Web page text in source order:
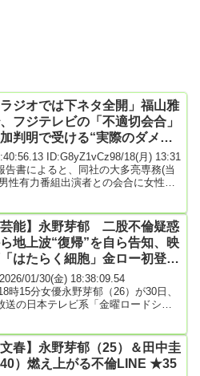
ラジオでは下ネタ全開」福山雅
フジテレビの「不適切会合」
判明で受ける“実際のダメー
” 中居や国分のようになる？
ID:G8yZ1vCz98/18(月) 13:31
書によると、同社の大多亮専務(当
性有力番組出演者との会合に女性ア
べる者も多数おり、不快であった旨
たび、この「男性有力番組出演者」
芸能】永野芽郁 二股不倫疑惑
地上波“復帰”を自ら告知、映
はたらく細胞」金ロー初登
６月以来７カ月ぶり
01/30(金) 18:38:09.54
時15分女優永野芽郁（26）が30日、
の日本テレビ系「金曜ロードショ
です」と告知した。「はたらく細
で、監督は武内英樹氏。永野は赤血
文春】永野芽郁（25）＆田中圭
40）燃え上がる不倫LINE ★35